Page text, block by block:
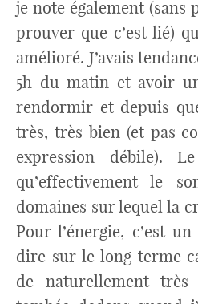
je note également (sans
prouver que c’est lié)
amélioré. J’avais
5h du matin et avoir
rendormir et depuis
très, très bien (et pas
expression débile).
qu’effectivement le
domaines sur lequel la
Pour l’énergie, c’est
dire sur le long terme
de naturellement